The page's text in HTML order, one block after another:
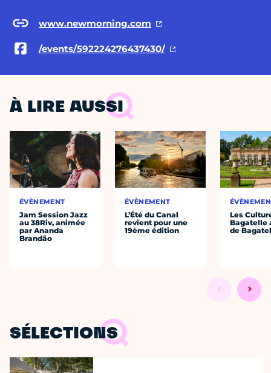
www.newmorning.com
/events/592224276437430/
À LIRE AUSSI
ÉVÈNEMENT
Jam Session Jazz
au 38Riv, animée
par Ananda
Brandão
ÉVÈNEMENT
L’Été du Canal
revient pour une
19ème édition
Les
Bagatelle
de
SÉLECTIONS